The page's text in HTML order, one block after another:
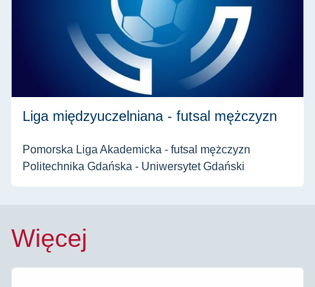
Liga międzyuczelniana - futsal mężczyzn
Pomorska Liga Akademicka - futsal mężczyzn
Politechnika Gdańska - Uniwersytet Gdański
Więcej